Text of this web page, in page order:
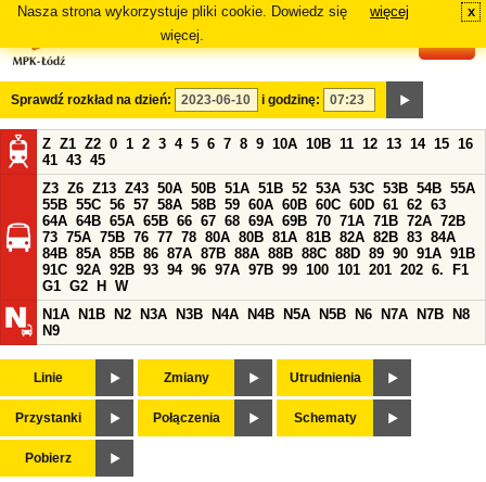
Nasza strona wykorzystuje pliki cookie. Dowiedz się
więcej.
więcej x
Sprawdź rozkład na dzień: i godzinę:
Z Z1 Z2 0 1 2 3 4 5 6 7 8 9 10A 10B 11 12 13 14 15 16
41 43 45
Z3 Z6 Z13 Z43 50A 50B 51A 51B 52 53A 53C 53B 54B 55A
55B 55C 56 57 58A 58B 59 60A 60B 60C 60D 61 62 63
64A 64B 65A 65B 66 67 68 69A 69B 70 71A 71B 72A 72B
73 75A 75B 76 77 78 80A 80B 81A 81B 82A 82B 83 84A
84B 85A 85B 86 87A 87B 88A 88B 88C 88D 89 90 91A 91B
91C 92A 92B 93 94 96 97A 97B 99 100 101 201 202 6.
F1
G1 G2 H
W
N1A
N1B N2 N3A N3B N4A N4B N5A N5B N6 N7A N7B
N8
N9
Linie Zmiany Utrudnienia
Przystanki Połączenia Schematy
Pobierz